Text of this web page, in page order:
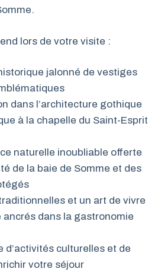
lors de votre visite :
jalonné de vestiges
dans l’architecture gothique
à la chapelle du Saint-Esprit
naturelle inoubliable offerte
de la baie de Somme et des
et un art de vivre
ancrés dans la gastronomie
d’activités culturelles et de
votre séjour